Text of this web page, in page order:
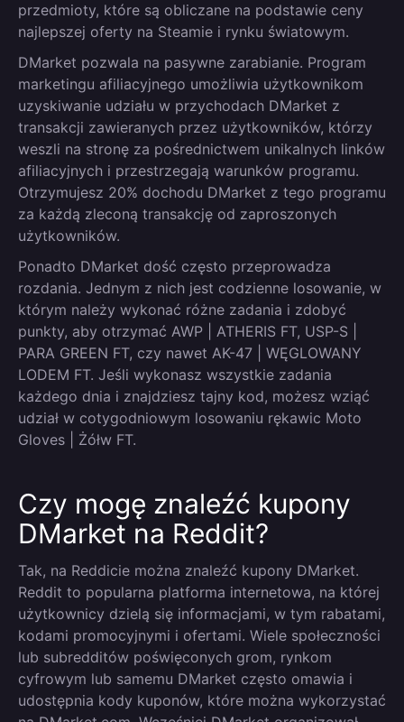
przedmioty, które są obliczane na podstawie ceny
najlepszej oferty na Steamie i rynku światowym.
DMarket pozwala na pasywne zarabianie. Program
marketingu afiliacyjnego umożliwia użytkownikom
uzyskiwanie udziału w przychodach DMarket z
transakcji zawieranych przez użytkowników, którzy
weszli na stronę za pośrednictwem unikalnych linków
afiliacyjnych i przestrzegają warunków programu.
Otrzymujesz 20% dochodu DMarket z tego programu
za każdą zleconą transakcję od zaproszonych
użytkowników.
Ponadto DMarket dość często przeprowadza
rozdania. Jednym z nich jest codzienne losowanie, w
którym należy wykonać różne zadania i zdobyć
punkty, aby otrzymać AWP | ATHERIS FT, USP-S |
PARA GREEN FT, czy nawet AK-47 | WĘGLOWANY
LODEM FT. Jeśli wykonasz wszystkie zadania
każdego dnia i znajdziesz tajny kod, możesz wziąć
udział w cotygodniowym losowaniu rękawic Moto
Gloves | Żółw FT.
Czy mogę znaleźć kupony
DMarket na Reddit?
Tak, na Reddicie można znaleźć kupony DMarket.
Reddit to popularna platforma internetowa, na której
użytkownicy dzielą się informacjami, w tym rabatami,
kodami promocyjnymi i ofertami. Wiele społeczności
lub subredditów poświęconych grom, rynkom
cyfrowym lub samemu DMarket często omawia i
udostępnia kody kuponów, które można wykorzystać